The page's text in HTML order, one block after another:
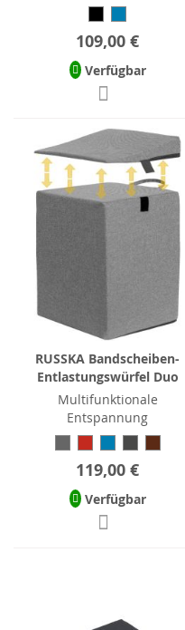
109,00 €
Verfügbar
RUSSKA Bandscheiben-
Entlastungswürfel Duo
Multifunktionale
Entspannung
119,00 €
Verfügbar